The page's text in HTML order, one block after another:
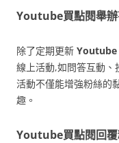
Youtube買點閱舉
除了定期更新 Youtube
線上活動,如問答互動
活動不僅能增強粉絲的
趣。
Youtube買點閱回